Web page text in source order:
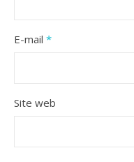
E-mail *
Site web